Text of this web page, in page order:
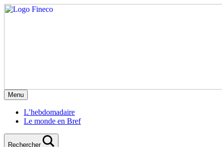
Menu
L’hebdomadaire
Le monde en Bref
Rechercher